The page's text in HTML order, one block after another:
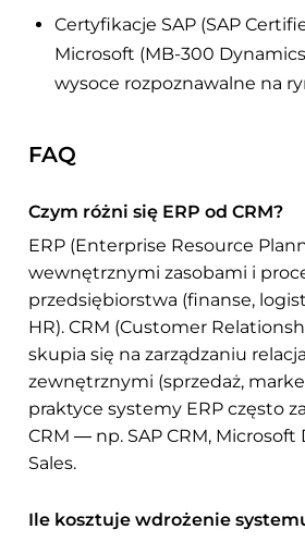
Certyfikacje SAP (SAP
Microsoft (MB-300
wysoce rozpoznawalne na
FAQ
Czym różni się ERP od CRM?
ERP (Enterprise Resource
wewnętrznymi zasobami i
przedsiębiorstwa (finanse,
HR). CRM (Customer
skupia się na zarządzaniu
zewnętrznymi (sprzedaż,
praktyce systemy ERP często
CRM — np. SAP CRM, Microsoft
Sales.
Ile kosztuje wdrożenie